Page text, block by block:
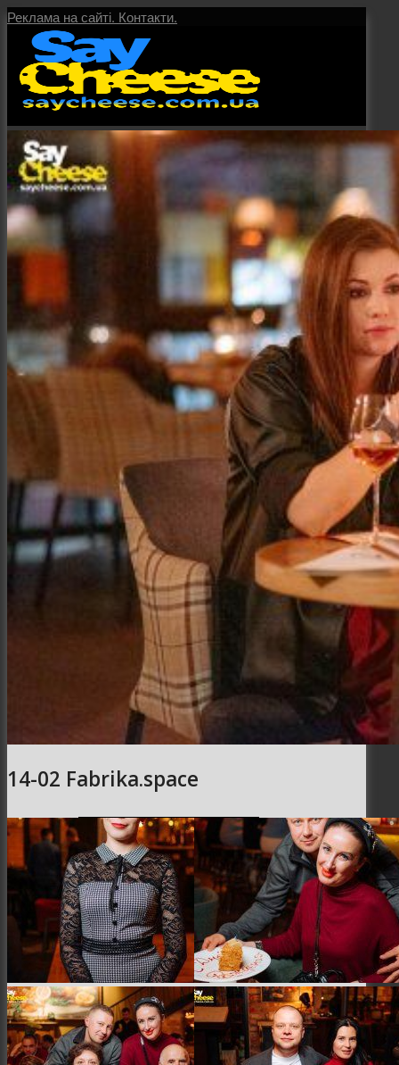
Реклама на сайті. Контакти.
Головна
Послуги
Интерьер и архитектура
Фотосессии и каталоги
Репортажи и корпоративы
Фуд фотограф
Семейная и детская фотосъемка
Свадебная фотосъёмка
Фоторедактор
14-02 Fabrika.space